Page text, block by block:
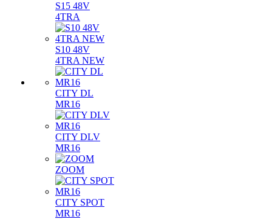
S15 48V
4TRA
S10 48V
4TRA NEW
CITY DL
MR16
CITY DLV
MR16
ZOOM
CITY SPOT
MR16